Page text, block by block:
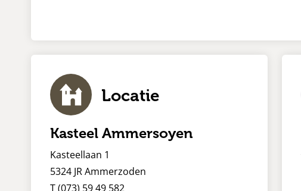
Locatie
Kasteel Ammersoyen
Kasteellaan 1
5324 JR Ammerzoden
T (073) 59 49 582